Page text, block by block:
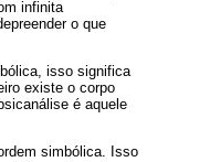
infinita
o que
isso significa
existe o corpo
é aquele
simbólica. Isso